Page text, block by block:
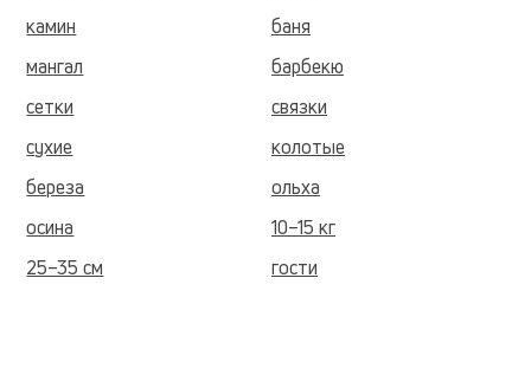
камин
баня
мангал
барбекю
сетки
связки
сухие
колотые
береза
ольха
осина
10–15 кг
25–35 см
гости